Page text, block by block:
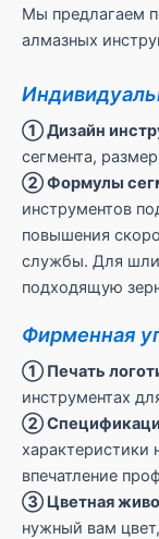
Мы предлагаем
алмазных
① Дизайн
сегмента,
② Формулы
инструментов
повышения
службы. Для
подходящую
Фирменная
① Печать
инструментах
②
характеристики
впечатление
③ Цветная
нужный вам